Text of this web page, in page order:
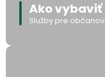
Ako vybaviť
Služby pre občanov